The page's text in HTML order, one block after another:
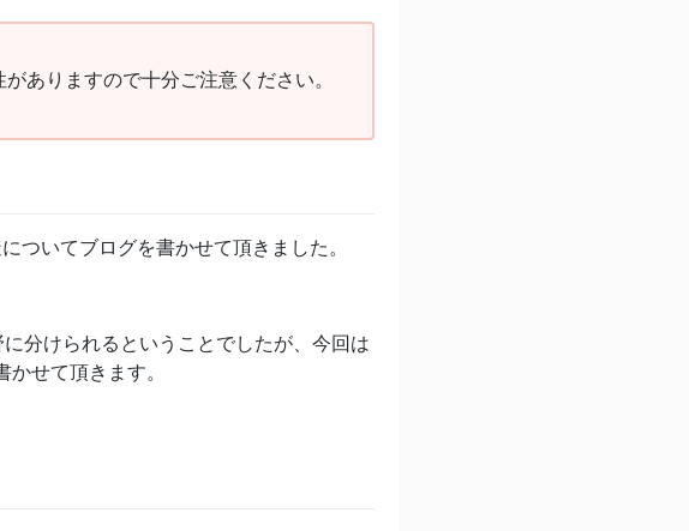
ありますので十分ご注意ください。
ついてブログを書かせて頂きました。
けられるということでしたが、今回は
せて頂きます。